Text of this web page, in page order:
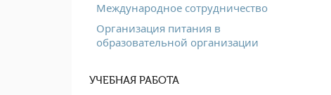
Международное сотрудничество
Организация питания в
образовательной организации
УЧЕБНАЯ РАБОТА